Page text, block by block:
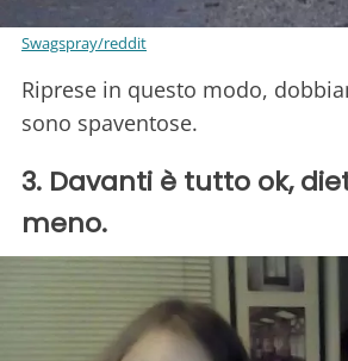
Swagspray/reddit
Riprese in questo modo,
sono spaventose.
3. Davanti è tutto ok,
meno.